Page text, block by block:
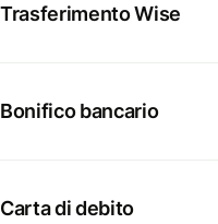
Trasferimento Wise
Bonifico bancario
Carta di debito